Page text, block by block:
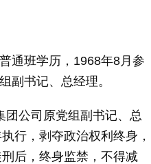
通班学历，1968年8月参
副书记、总经理。
公司原党组副书记、总
行，剥夺政治权利终身，
后，终身监禁，不得减